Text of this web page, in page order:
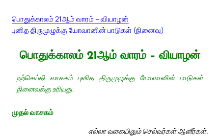
பொதுக்காலம் 21ஆம் வாரம் – வியாழன்
புனித திருமுழுக்கு யோவானின் பாடுகள் (நினைவு)
பொதுக்காலம் 21ஆம் வாரம் – வியாழன்
நற்செய்தி வாசகம் புனித திருமுழுக்கு யோவானின் பாடுகள்
நினைவுக்கு உரியது.
முதல் வாசகம்
எல்லா வகையிலும் செல்வர்கள் ஆனீர்கள்.